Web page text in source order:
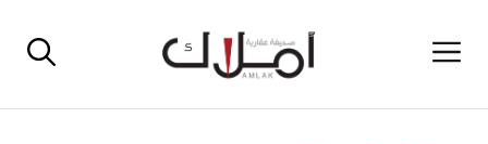
إلى القائمة